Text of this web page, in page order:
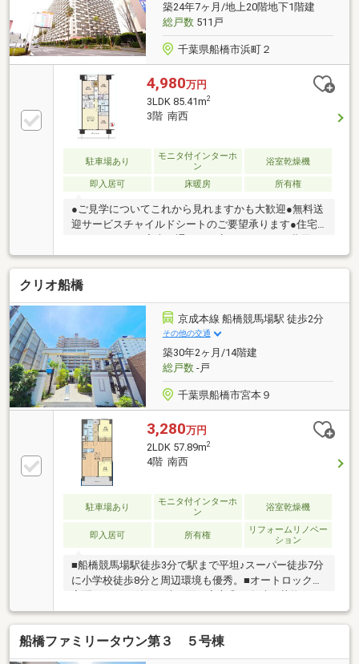
築24年7ヶ月/地上20階地下1階建
総戸数511戸
千葉県船橋市浜町２
4,980万円
3LDK 85.41m2
3階 南西
駐車場あり
モニタ付インターホ
ン
浴室乾燥機
即入居可 床暖房 所有権
●ご見学についてこれから見れますかも大歓迎●無料送
迎サービスチャイルドシートのご要望承ります●住宅
掛かるの？等なんでもご相談ください●暮らしの快適
を彩る充実の設備・仕様（1）家事を軽減してくれる
【食器洗浄乾燥機】（2）埃が舞う事の無い【床暖
房】（3）時間に左右されない【ゴミ出し24時間可】
（4）衣替えも不要で収納豊富な【ウォークインクロ
ーゼット】（5）セキュリティ面で安心な【24時間有
人管理】●営業時間 午前9時30分～午後7時00分この時
間帯はお電話でのお問い合わせがスムーズにご案内で
きますお気軽にお電話ください
クリオ船橋
京成本線 船橋競馬場駅 徒歩2分
その他の交通
築30年2ヶ月/14階建
総戸数-戸
千葉県船橋市宮本９
3,280万円
2LDK 57.89m2
4階 南西
駐車場あり
モニタ付インターホ
ン
浴室乾燥機
即入居可 所有権
リフォームリノベー
ション
■船橋競馬場駅徒歩3分で駅まで平坦♪スーパー徒歩7分
に小学校徒歩8分と周辺環境も優秀。■オートロックや
ムーズに受取可能で大変便利です。■食洗機や浴室乾
燥機にエアコンなど充実の設備！ゆとりあるLDKに全
室収納を完備した快適空間です。■水回りや内装を一
新した即入居可能なリノベ邸宅自己資金ゼロからの購
船橋ファミリータウン第３ ５号棟